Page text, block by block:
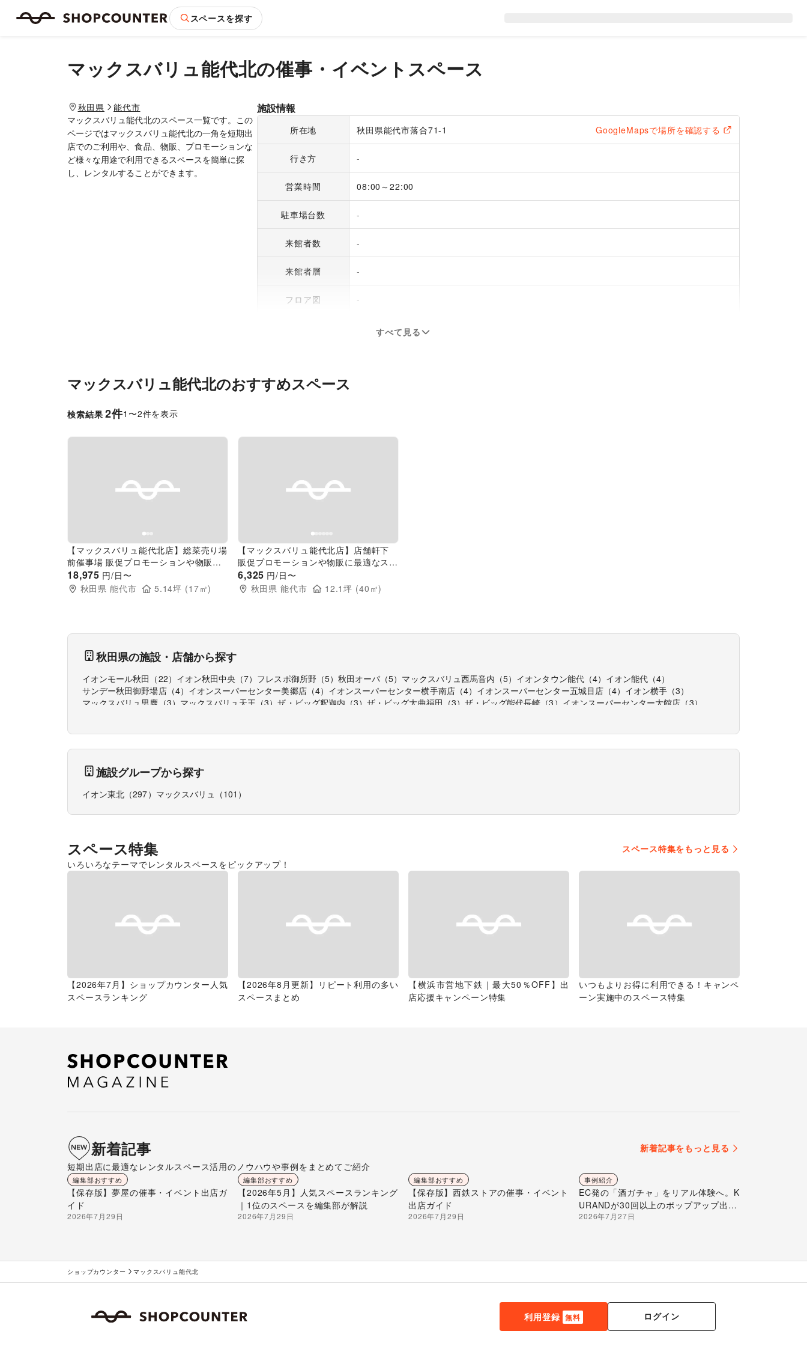
スペースを探す
マックスバリュ能代北の催事・イベントスペース
秋田県
能代市
マックスバリュ能代北のスペース一覧です。この
ページではマックスバリュ能代北の一角を短期出
店でのご利用や、食品、物販、プロモーションな
ど様々な用途で利用できるスペースを簡単に探
し、レンタルすることができます。
施設情報
所在地 秋田県能代市落合71-1 GoogleMapsで場所を確認する
行き方 -
営業時間 08:00～22:00
駐車場台数 -
来館者数 -
来館者層 -
フロア図 -
すべて見る
マックスバリュ能代北のおすすめスペース
検索結果 2件1 〜2件を表示
Previous slide
【マックスバリュ能代北店】総菜売り場
前催事場 販促プロモーションや物販に
最適なスーパー店内催事イベントスペー
ス
18,975 円/日〜
秋田県 能代市 5.14坪 (17㎡)
Previous slide
【マックスバリュ能代北店】店舗軒下
販促プロモーションや物販に最適なスー
パー店外催事イベントスペース
6,325 円/日〜
秋田県 能代市 12.1坪 (40 ㎡)
秋田県の施設・店舗から探す
イオンモール秋田 （22） イオン秋田中央 （7） フレスポ御所野（5） 秋田オーパ （5） マックスバリュ西馬音内 （5） イオンタウン能代（4） イオン能代 （4）
サンデー秋田御野場店（4） イオンスーパーセンター美郷店（4） イオンスーパーセンター横手南店（4） イオンスーパーセンター五城目店（4） イオン横手 （3）
マックスバリュ男鹿 （3） マックスバリュ天王 （3）ザ・ビッグ釈迦内 （3）ザ・ビッグ大曲福田 （3） ザ・ビッグ能代長崎 （3 ） イオンスーパーセンター大館店 （3）
施設グループから探す
イオン東北 （297） マックスバリュ （101 ）
スペース特集
スペース特集をもっと見る
いろいろなテーマでレンタルスペースをピックアップ！
【2026年7月】ショップカウンター人気
スペースランキング
【2026年8月更新】リピート利用の多い
スペースまとめ
【横浜市営地下鉄｜最大50％OFF】出
店応援キャンペーン特集
いつもよりお得に利用できる！キャンペ
ーン実施中のスペース特集
新着記事
新着記事をもっと見る
短期出店に最適なレンタルスペース活用のノウハウや事例をまとめてご紹介
編集部おすすめ
【保存版】夢屋の催事・イベント出店ガ
イド
2026年7月29日
編集部おすすめ
【2026年5月】人気スペースランキング
｜1位のスペースを編集部が解説
2026年7月29日
編集部おすすめ
【保存版】西鉄ストアの催事・イベント
出店ガイド
2026年7月29日
事例紹介
EC発の「酒ガチャ」をリアル体験へ。K
URANDが30回以上のポップアップ出店
で届ける“新しいお酒との出会い”
2026年7月27日
ショップカウンター マックスバリュ能代北
利用登録 無料 ログイン